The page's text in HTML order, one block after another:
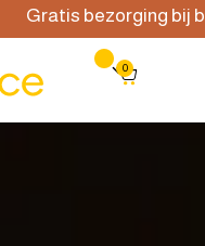
Gratis bezorging bij
0